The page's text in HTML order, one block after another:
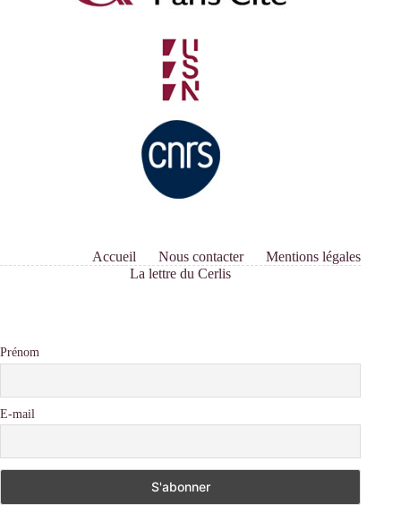
Accueil Nous contacter
Mentions légales
La lettre du Cerlis
Prénom
E-mail